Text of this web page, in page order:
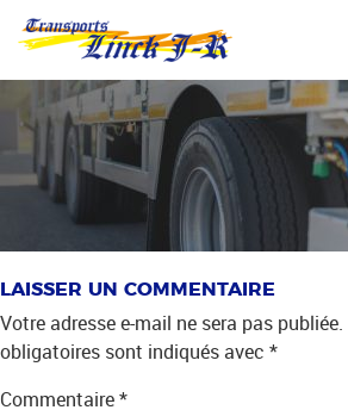
Aller
directement
contenu
SWIPER-SLIDE-01
LAISSER UN COMMENTAIRE
Votre adresse e-mail ne sera pas publiée.
obligatoires sont indiqués avec *
Commentaire*